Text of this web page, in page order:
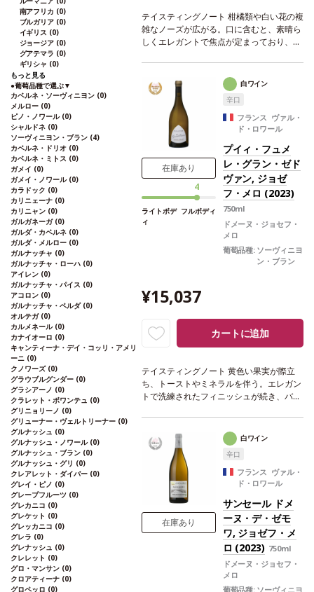
南アフリカ (0)
ブルガリア (0)
イギリス (0)
ジョージア (0)
グアテマラ (0)
ギリシャ (0)
もっと見る
●葡萄品種で選ぶ▼
カベルネ・ソーヴィニヨン (0)
メルロー (0)
ピノ・ノワール (0)
シャルドネ (0)
ソーヴィニヨン・ブラン (4)
カベルネ・ドリオ (0)
カベルネ・ミトス (0)
ガメイ (0)
ガメイ・ノワール (0)
カラドック (0)
カリニェーナ (0)
カリニャン (0)
ガルガネーガ (0)
ガルダ・カベルネ (0)
ガルダ・メルロー (0)
ガルナッチャ (0)
ガルナッチャ・ローハ (0)
アイレン (0)
ガルナッチャ・パイス (0)
アコロン (0)
ガルナッチャ・ペルダ (0)
オルテガ (0)
カルメネール (0)
カナイオーロ (0)
キャンティーナ・デイ・コッリ・アメリ
ーニ (0)
クノワーズ (0)
グラウブルグンダー (0)
グラシアーノ (0)
クラレット・ボワンテュ (0)
グリニョリーノ (0)
グリューナー・ヴェルトリーナー (0)
グルナッシュ (0)
グルナッシュ・ノワール (0)
グルナッシュ・ブラン (0)
グルナッシュ・グリ (0)
クレアレット・ダイバー (0)
グレイ・ピノ (0)
グレープフルーツ (0)
グレカニコ (0)
グレケット (0)
グレッカニコ (0)
グレラ (0)
グレナッシュ (0)
クレレット (0)
グロ・マンサン (0)
クロアティーナ (0)
グロペッロ (0)
葡萄樹の品質向上を保証するために働いています。
環境に配慮したアプローチ
ジョセフ・メロは、持続可能な発展のために、環境
に配慮したアプローチに取り組んでいます。2009
年にサントル・ロワール地方で初めて、環境マネジ
メントシステムの国際規格であるISO14001の認証
を取得し、2010年には持続可能な農業の資格を得
ました。2019年には「高環境価値認証HVE」を取
得。生物多様性の保護、植物衛生戦略、施肥管理、
水資源管理という4つの環境テーマを中心に構築さ
ントシステムに適用される基準です。これらの要素
により、企業活動が環境に与える影響を評価し、管
きいので、質的なフォローアップを保証することが
できます。数多くのレストランや高級レストラン
で、ジョセフ・メロのワインが紹介されています。
評価を受けています。
テイスティングノート 柑橘類や白い花の複
雑なノーズが広がる。口に含むと、素晴ら
しくエレガントで焦点が定まっており、開
る。凝縮した余韻のフィニッシュが続き、
塩味と柑橘系果実の含みが残る。
スズキ、ヒラメのグリル、カレーやエビの
リゾット、ソテーしたラングスティーヌ、
チーズ（地元産クロタン・ド・シャヴィニ
ョル、熟成コンテ）などと好相性。葡萄品
ソーヴィニヨン・ブラン 100% 認証
スティナブルHVE認証*本ヴィンテージが
在庫切れの場合、在庫があり価格が同様の
場合は自動的に次のヴィンテージに変更さ
れます、ご了承ください。
在庫あり
4
ライトボデ
ィ
フルボディ
白ワイン
辛口
フランス ヴァル・
ド・ロワール
プイィ・フュメ
レ・グラン・ゼド
ヴァン, ジョゼ
フ・メロ (2023)
750ml
ドメーヌ・ジョセフ・
メロ
葡萄品種: ソーヴィニヨ
ン・ブラン
¥15,037
カートに追加
テイスティングノート 黄色い果実が際立
ち、トーストやミネラルを伴う。エレガン
トで洗練されたフィニッシュが続き、バラ
しいフレッシュさを表す、フルボディの美
味しい一本。
合う料理魚、シーフード、
白身肉などと好相性
葡萄品種
ヨン・ブラン
HVE3*本ヴィンテージ
が在庫切れの場合、在庫があり価格が同様
の場合は自動的に次のヴィンテージに変更
されます、ご了承ください。
在庫あり
白ワイン
辛口
フランス ヴァル・
ド・ロワール
サンセール ドメ
ーヌ・デ・ゼモ
ワ, ジョゼフ・メ
ロ (2023) 750ml
ドメーヌ・ジョセフ・
メロ
葡萄品種: ソーヴィニヨ